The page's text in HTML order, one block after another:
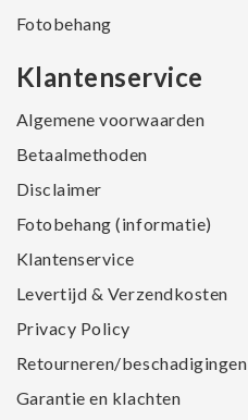
Fotobehang
Klantenservice
Algemene voorwaarden
Betaalmethoden
Disclaimer
Fotobehang (informatie)
Klantenservice
Levertijd & Verzendkosten
Privacy Policy
Retourneren/beschadigingen
Garantie en klachten